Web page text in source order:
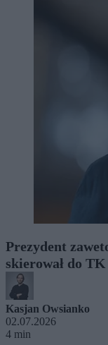
Prezydent
skierował do TK
Kasjan Owsianko
02.07.2026
4 min